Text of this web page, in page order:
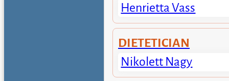
Henrietta Vass
DIETETICIAN
Nikolett Nagy